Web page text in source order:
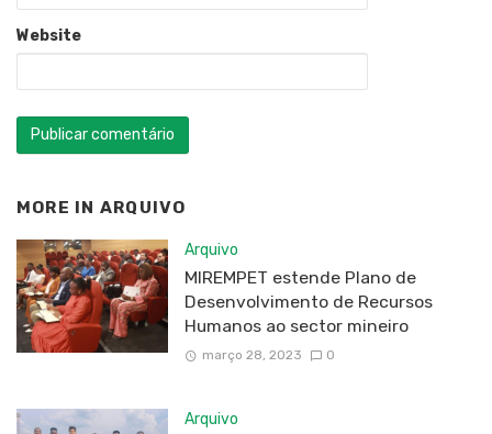
Website
MORE IN ARQUIVO
Arquivo
MIREMPET estende Plano de
Desenvolvimento de Recursos
Humanos ao sector mineiro
março 28, 2023 0
Arquivo